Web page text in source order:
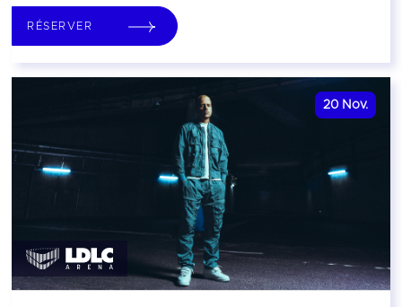
RÉSERVER
20 Nov.